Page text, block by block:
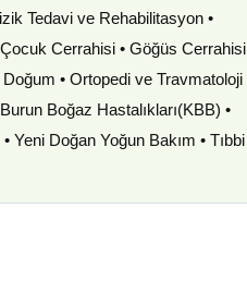
Tedavi ve Rehabilitasyon •
Cerrahisi • Göğüs Cerrahisi
Doğum • Ortopedi ve Travmatoloji
Boğaz Hastalıkları(KBB) •
Yeni Doğan Yoğun Bakım • Tıbbi